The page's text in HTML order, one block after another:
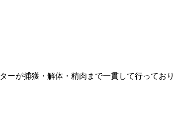
ーが捕獲・解体・精肉まで一貫して行ってお